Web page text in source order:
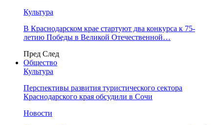
Культура
В Краснодарском крае стартуют два конкурса к 75-
летию Победы в Великой Отечественной…
Пред След
Общество
Культура
Перспективы развития туристического сектора
Краснодарского края обсудили в Сочи
Новости